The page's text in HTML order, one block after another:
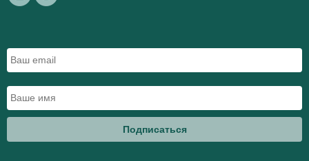
Подписаться